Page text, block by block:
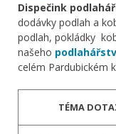
Dispečink
dodávky podlah a
podlah, pokládky
našeho
celém Pardubickém
TÉMA